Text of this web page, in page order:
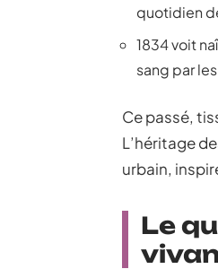
quotidien
1834 voit
sang par
Ce passé,
L’héritage
urbain,
Le